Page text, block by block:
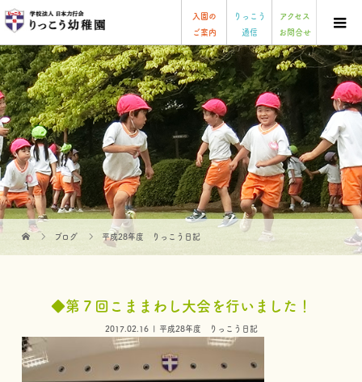
入園の
ご案内
りっこう
通信
アクセス
お問合せ
ブログ 平成28年度 りっこう日記
◆第７回こままわし大会を行いました！
2017.02.16 平成28年度 りっこう日記